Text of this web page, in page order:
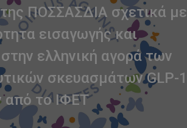
ΠΟΣΣΑΣΔΙΑ σχετικά με
εισαγωγής και
ελληνική αγορά των
σκευασμάτων GLP-1
από το ΙΦΕΤ